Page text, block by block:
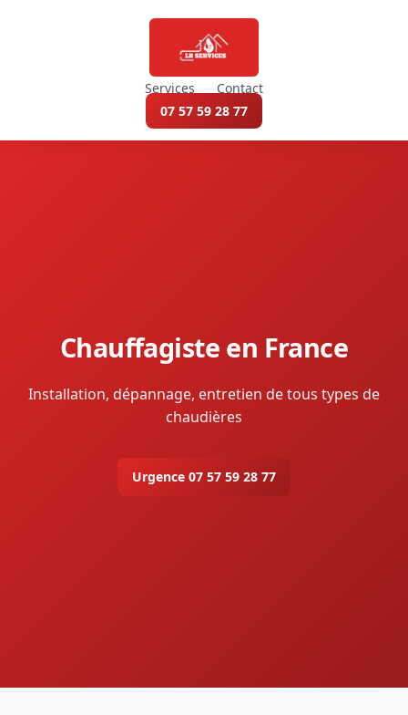
Services
Contact
07 57 59 28 77
Chauffagiste en France
Installation, dépannage, entretien de tous types de
chaudières
Urgence 07 57 59 28 77